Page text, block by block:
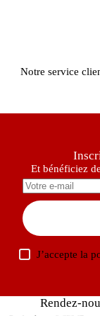
Notre service
Et bénéficiez
J’accepte la
Rendez-